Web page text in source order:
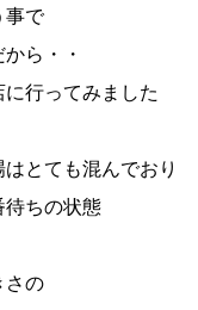
事で
ら・・
行ってみました
とても混んでおり
待ちの状態
さの